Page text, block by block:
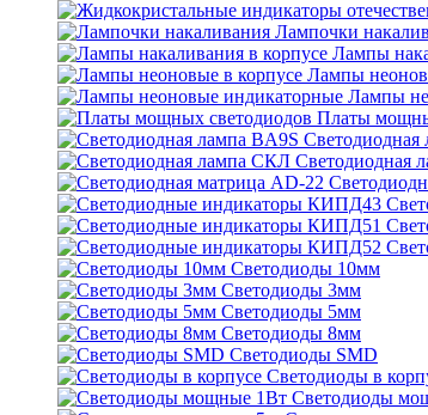
Лампочки
Лампы
Лампы
Лампы
Платы
Светодиодная
Светодиодная
Светодиоды 10мм
Светодиоды 3мм
Светодиоды 5мм
Светодиоды 8мм
Светодиоды SMD
Светодиоды в
Светодиоды